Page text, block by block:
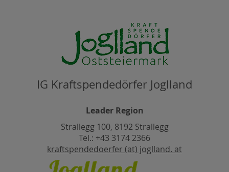
IG Kraftspendedörfer Joglland
Leader Region
Strallegg 100, 8192 Strallegg
Tel.: +43 3174 2366
kraftspendedoerfer (at) joglland. at